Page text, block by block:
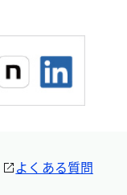
よくある質問